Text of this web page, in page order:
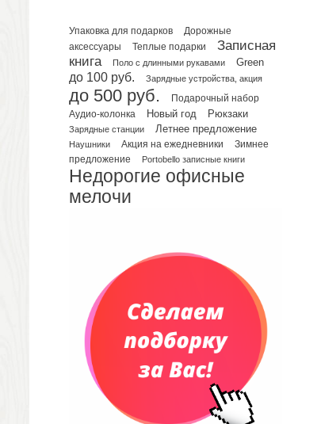
Планинги и телефонные книжки
Планинги датированные
Планинги недатированные
Еженедельники
Органайзер на ежедневник
Сумки и Рюкзаки
Сумки для планшетов и ноутбуков
Рюкзаки
Несессеры и косметички
Сумки спортивные
Портфели
Чехлы для планшетов и ноутбуков
Сумка на пояс или шею
Аксессуары
Женские сумки
Уютный дом
Упаковка для подарков
Дорожные
аксессуары
Теплые подарки
Записная
книга
Поло с длинными рукавами Green
до 100 руб. Зарядные устройства, акция
до 500 руб. Подарочный набор
Аудио-колонка Новый год Рюкзаки
Зарядные станции Летнее предложение
Наушники Акция на ежедневники
Зимнее
предложение
Portobello записные книги
Недорогие офисные
мелочи